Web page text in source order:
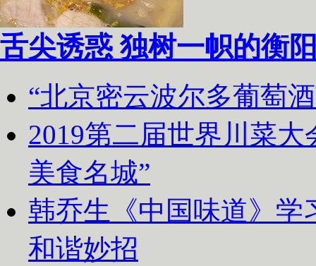
舌尖诱惑 独树一帜的衡
“北京密云波尔多葡萄
2019第二届世界川菜
美食名城”
韩乔生《中国味道》学
和谐妙招